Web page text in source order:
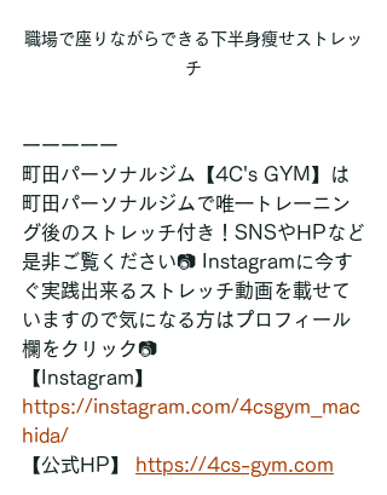
職場で座りながらできる下半身瘦せストレッ
チ
ーーーーー
町田パーソナルジム【4C's GYM】は
町田パーソナルジムで唯一トレーニン
グ後のストレッチ付き！SNSやHPなど
是非ご覧ください📷 Instagramに今す
ぐ実践出来るストレッチ動画を載せて
いますので気になる方はプロフィール
欄をクリック📷
【Instagram】
https://instagram.com/4csgym_mac
hida/
【公式HP】
https://4cs-gym.com